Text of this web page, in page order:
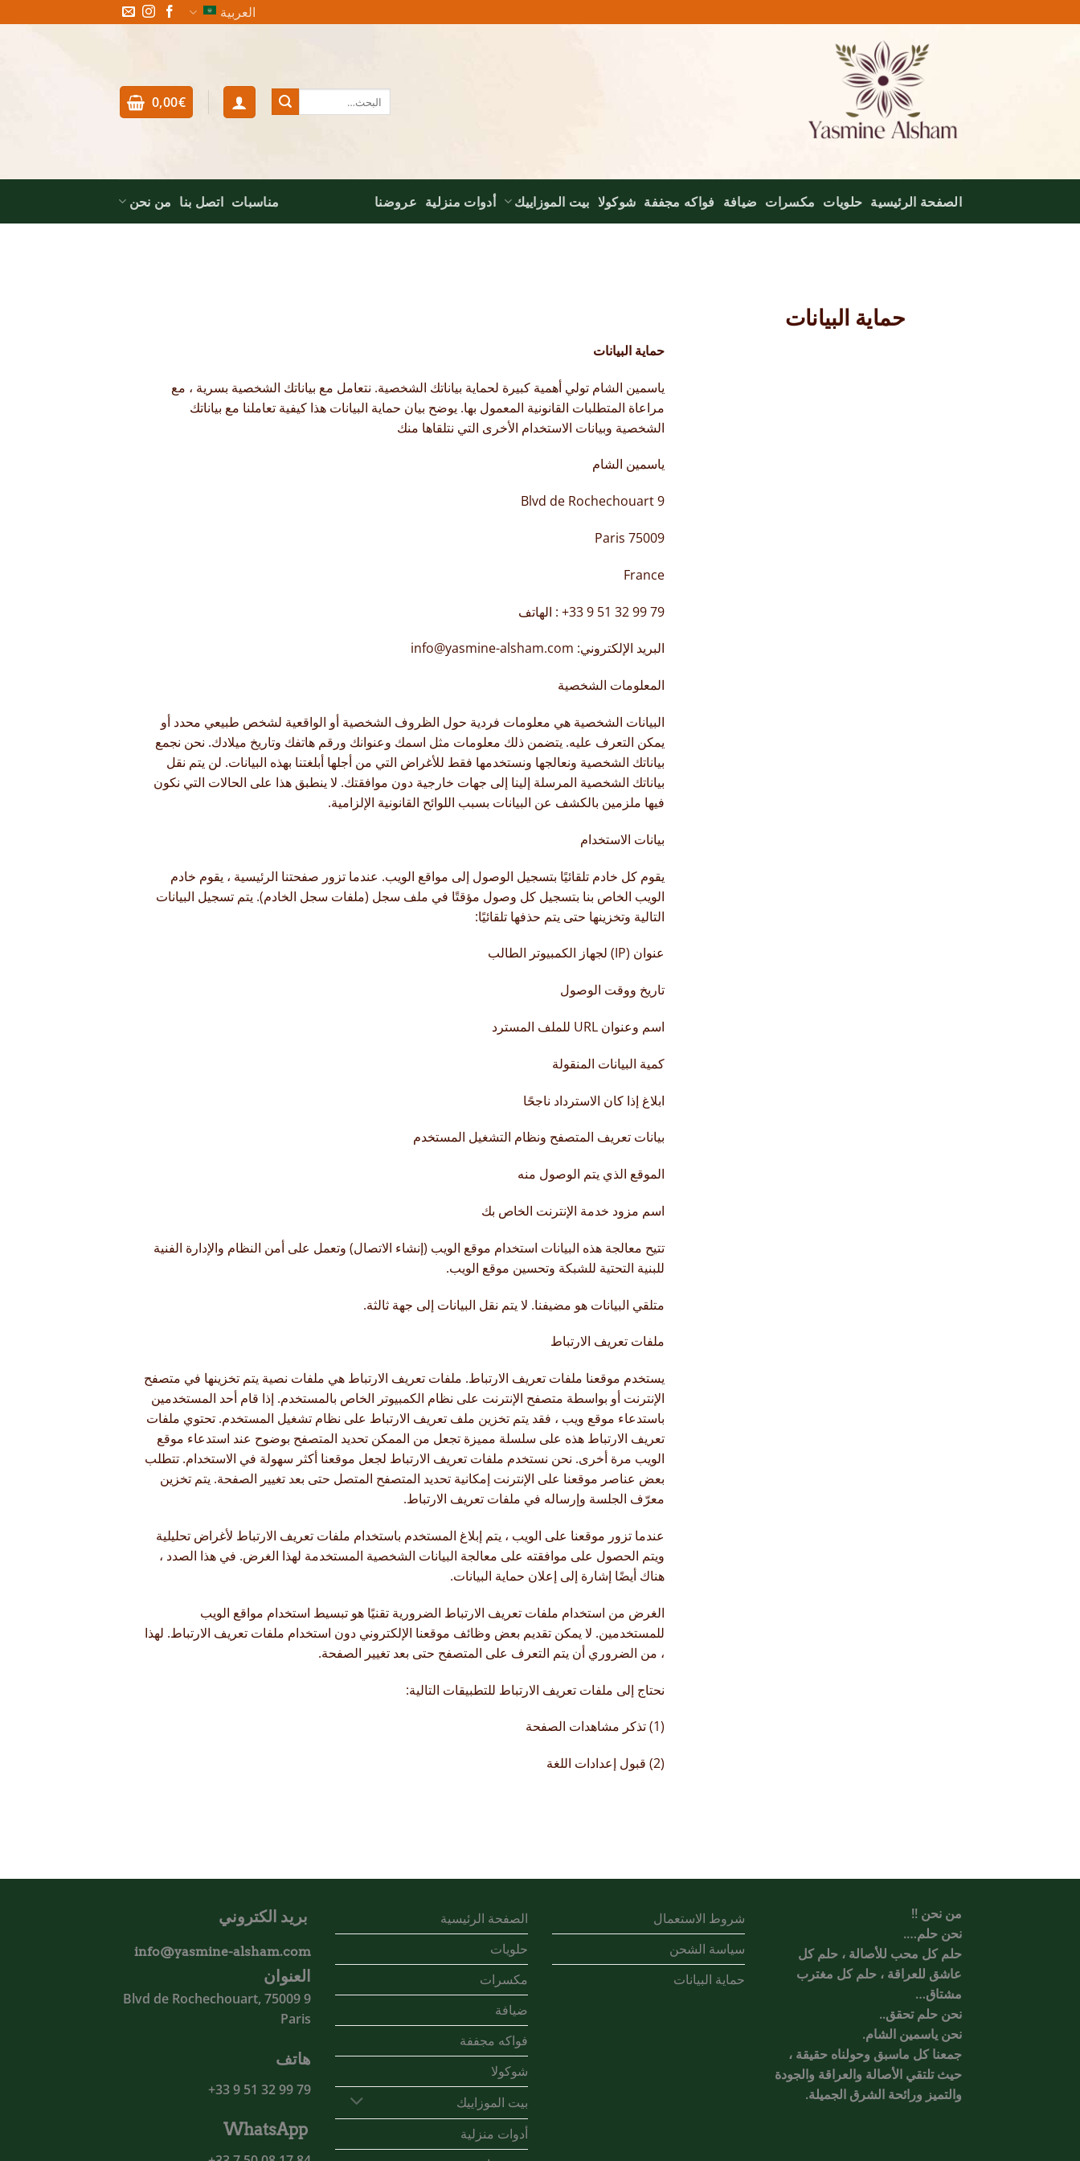
للمحتوى
العربية
البحث
عن:
0,00€
الصفحة الرئيسية حلويات مكسرات ضيافة فواكه مجففة شوكولا بيت الموزاييك أدوات منزلية عروضنا مناسبات اتصل بنا من نحن
حماية البيانات
حماية البيانات
ياسمين الشام تولي أهمية كبيرة لحماية بياناتك الشخصية. نتعامل مع بياناتك الشخصية بسرية ، مع
مراعاة المتطلبات القانونية المعمول بها. يوضح بيان حماية البيانات هذا كيفية تعاملنا مع بياناتك
الشخصية وبيانات الاستخدام الأخرى التي نتلقاها منك
ياسمين الشام
9 Blvd de Rochechouart
75009 Paris
France
79 99 32 51 9 33+ : الهاتف
البريد الإلكتروني: info@yasmine-alsham.com
المعلومات الشخصية
البيانات الشخصية هي معلومات فردية حول الظروف الشخصية أو الواقعية لشخص طبيعي محدد أو
يمكن التعرف عليه. يتضمن ذلك معلومات مثل اسمك وعنوانك ورقم هاتفك وتاريخ ميلادك. نحن نجمع
بياناتك الشخصية ونعالجها ونستخدمها فقط للأغراض التي من أجلها أبلغتنا بهذه البيانات. لن يتم نقل
بياناتك الشخصية المرسلة إلينا إلى جهات خارجية دون موافقتك. لا ينطبق هذا على الحالات التي نكون
فيها ملزمين بالكشف عن البيانات بسبب اللوائح القانونية الإلزامية.
بيانات الاستخدام
يقوم كل خادم تلقائيًا بتسجيل الوصول إلى مواقع الويب. عندما تزور صفحتنا الرئيسية ، يقوم خادم
الويب الخاص بنا بتسجيل كل وصول مؤقتًا في ملف سجل (ملفات سجل الخادم). يتم تسجيل البيانات
التالية وتخزينها حتى يتم حذفها تلقائيًا:
عنوان (IP) لجهاز الكمبيوتر الطالب
تاريخ ووقت الوصول
اسم وعنوان URL للملف المسترد
كمية البيانات المنقولة
ابلاغ إذا كان الاسترداد ناجحًا
بيانات تعريف المتصفح ونظام التشغيل المستخدم
الموقع الذي يتم الوصول منه
اسم مزود خدمة الإنترنت الخاص بك
تتيح معالجة هذه البيانات استخدام موقع الويب (إنشاء الاتصال) وتعمل على أمن النظام والإدارة الفنية
للبنية التحتية للشبكة وتحسين موقع الويب.
متلقي البيانات هو مضيفنا. لا يتم نقل البيانات إلى جهة ثالثة.
ملفات تعريف الارتباط
يستخدم موقعنا ملفات تعريف الارتباط. ملفات تعريف الارتباط هي ملفات نصية يتم تخزينها في متصفح
الإنترنت أو بواسطة متصفح الإنترنت على نظام الكمبيوتر الخاص بالمستخدم. إذا قام أحد المستخدمين
باستدعاء موقع ويب ، فقد يتم تخزين ملف تعريف الارتباط على نظام تشغيل المستخدم. تحتوي ملفات
تعريف الارتباط هذه على سلسلة مميزة تجعل من الممكن تحديد المتصفح بوضوح عند استدعاء موقع
الويب مرة أخرى. نحن نستخدم ملفات تعريف الارتباط لجعل موقعنا أكثر سهولة في الاستخدام. تتطلب
بعض عناصر موقعنا على الإنترنت إمكانية تحديد المتصفح المتصل حتى بعد تغيير الصفحة. يتم تخزين
معرّف الجلسة وإرساله في ملفات تعريف الارتباط.
عندما تزور موقعنا على الويب ، يتم إبلاغ المستخدم باستخدام ملفات تعريف الارتباط لأغراض تحليلية
ويتم الحصول على موافقته على معالجة البيانات الشخصية المستخدمة لهذا الغرض. في هذا الصدد ،
هناك أيضًا إشارة إلى إعلان حماية البيانات.
الغرض من استخدام ملفات تعريف الارتباط الضرورية تقنيًا هو تبسيط استخدام مواقع الويب
للمستخدمين. لا يمكن تقديم بعض وظائف موقعنا الإلكتروني دون استخدام ملفات تعريف الارتباط. لهذا
، من الضروري أن يتم التعرف على المتصفح حتى بعد تغيير الصفحة.
نحتاج إلى ملفات تعريف الارتباط للتطبيقات التالية:
(1) تذكر مشاهدات الصفحة
(2) قبول إعدادات اللغة
من نحن !!
نحن حلم….
حلم كل محب للأصالة ، حلم كل
عاشق للعراقة ، حلم كل مغترب
مشتاق…
نحن حلم تحقق..
نحن ياسمين الشام.
جمعنا كل ماسبق وحولناه حقيقة ،
حيث تلتقي الأصالة والعراقة والجودة
والتميز ورائحة الشرق الجميلة.
شروط الاستعمال
سياسة الشحن
حماية البيانات
الصفحة الرئيسية
حلويات
مكسرات
ضيافة
فواكه مجففة
شوكولا
بيت الموزاييك
أدوات منزلية
بريد الكتروني
info@yasmine-alsham.com
العنوان
9 Blvd de Rochechouart, 75009
Paris
هاتف
79 99 32 51 9 33+